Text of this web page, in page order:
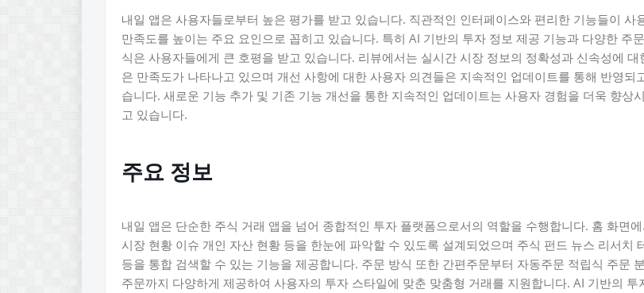
내일 앱은 사용자들로부터 높은 평가를 받고 있습니다. 직관적인 인터페이스와 편리한 기능들이 사
만족도를 높이는 주요 요인으로 꼽히고 있습니다. 특히 AI 기반의 투자 정보 제공 기능과 다양한 주
식은 사용자들에게 큰 호평을 받고 있습니다. 리뷰에서는 실시간 시장 정보의 정확성과 신속성에 대
은 만족도가 나타나고 있으며 개선 사항에 대한 사용자 의견들은 지속적인 업데이트를 통해 반영되
습니다. 새로운 기능 추가 및 기존 기능 개선을 통한 지속적인 업데이트는 사용자 경험을 더욱 향상
고 있습니다.
주요 정보
내일 앱은 단순한 주식 거래 앱을 넘어 종합적인 투자 플랫폼으로서의 역할을 수행합니다. 홈 화면에
시장 현황 이슈 개인 자산 현황 등을 한눈에 파악할 수 있도록 설계되었으며 주식 펀드 뉴스 리서치
등을 통합 검색할 수 있는 기능을 제공합니다. 주문 방식 또한 간편주문부터 자동주문 적립식 주문
주문까지 다양하게 제공하여 사용자의 투자 스타일에 맞춘 맞춤형 거래를 지원합니다. AI 기반의 투